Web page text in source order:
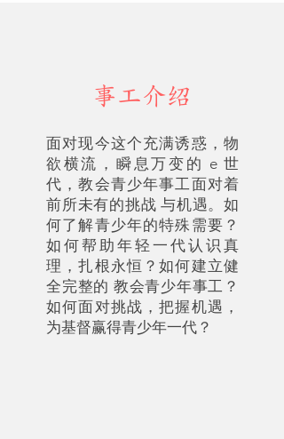
​事工介绍
面对现今这个充满诱惑，物
欲横流，瞬息万变的 e 世
代，教会青少年事工面对着
前所未有的挑战 与机遇。如
何了解青少年的特殊需要？
如何帮助年轻一代认识真
理，扎根永恒？如何建立健
全完整的 教会青少年事工？
如何面对挑战，把握机遇，
为基督赢得青少年一代？